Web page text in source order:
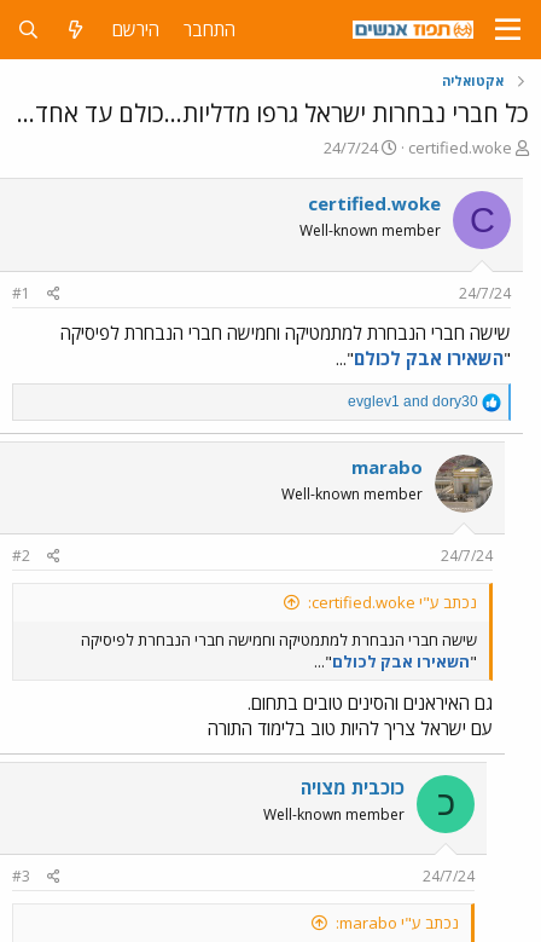
התחבר הירשם
אקטואליה
כל חברי נבחרות ישראל גרפו מדליות...כולם עד אחד...
פ
ח
ה
ו
ש
certified.woke
פ
ס
ם
ת
י
ך
24/7/24
C
certified.woke
Well-known member
24/7/24
#1
שישה חברי הנבחרת למתמטיקה וחמישה חברי הנבחרת לפיסיקה
"השאירו אבק לכולם"...
R
e
a
c
t
i
o
n
s
dory30
evglev1
marabo
Well-known member
24/7/24
#2
נכתב ע"י certified.woke:
שישה חברי הנבחרת למתמטיקה וחמישה חברי הנבחרת לפיסיקה
"השאירו אבק לכולם"...
גם האיראנים והסינים טובים בתחום.
עם ישראל צריך להיות טוב בלימוד התורה
כ כוכבית מצויה
Well-known member
24/7/24
#3
נכתב ע"י marabo: